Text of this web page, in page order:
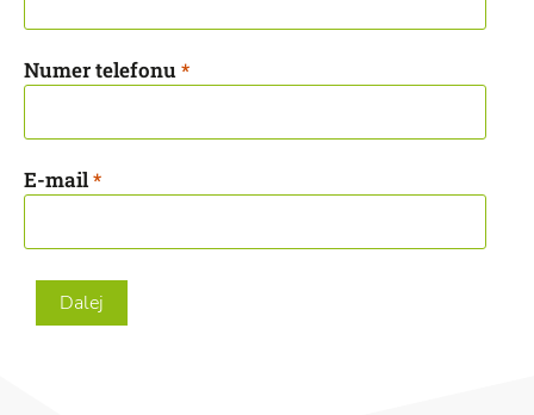
Numer telefonu*
E-mail*
Dalej